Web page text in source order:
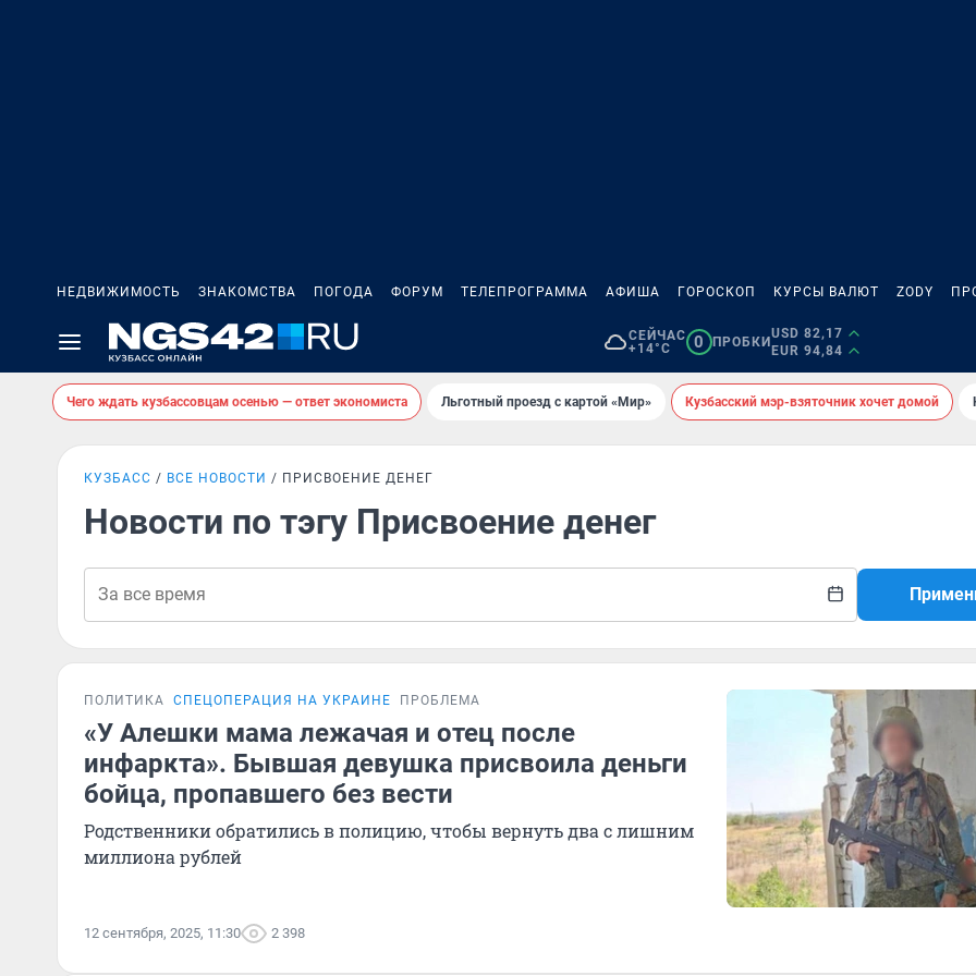
НЕДВИЖИМОСТЬ ЗНАКОМСТВА ПОГОДА ФОРУМ ТЕЛЕПРОГРАММА АФИША ГОРОСКОП КУРСЫ ВАЛЮТ ZODY
СЕЙЧАС
+14°C
0 ПРОБКИ
USD 82,17
EUR 94,84
Чего ждать кузбассовцам осенью — ответ экономиста Льготный проезд с картой «Мир» Кузбасский мэр-взяточник хочет домой
КУЗБАСС ВСЕ НОВОСТИ ПРИСВОЕНИЕ ДЕНЕГ
Новости по тэгу Присвоение денег
ПОЛИТИКА СПЕЦОПЕРАЦИЯ НА УКРАИНЕ ПРОБЛЕМА
«У Алешки мама лежачая и отец после
инфаркта». Бывшая девушка присвоила деньги
бойца, пропавшего без вести
Родственники обратились в полицию, чтобы вернуть два с лишним
миллиона рублей
12 сентября, 2025, 11:30 2 398